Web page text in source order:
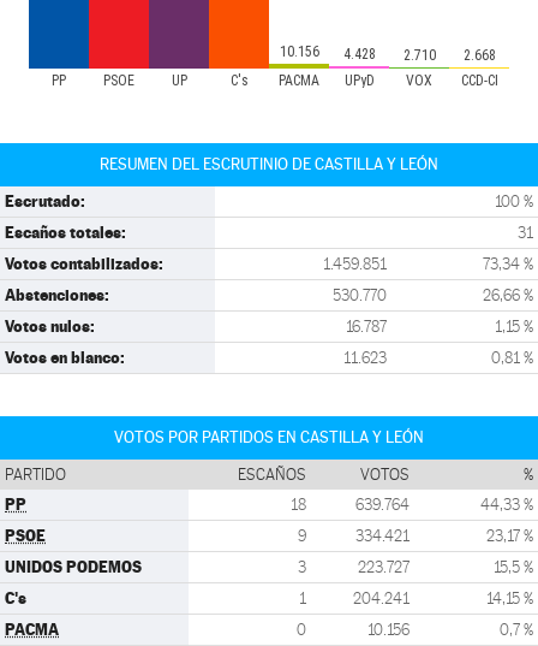
PP PSOE UP C's PACMA UPyD VOX CCD-CI
10.156 4.428 2.710 2.668
RESUMEN DEL ESCRUTINIO DE CASTILLA Y LEÓN
Escrutado: 100 %
Escaños totales: 31
Votos contabilizados: 1.459.851 73,34 %
Abstenciones: 530.770 26,66 %
Votos nulos: 16.787 1,15 %
Votos en blanco: 11.623 0,81 %
VOTOS POR PARTIDOS EN CASTILLA Y LEÓN
PARTIDO ESCAÑOS VOTOS %
PP 18 639.764 44,33 %
PSOE 9 334.421 23,17 %
UNIDOS PODEMOS 3 223.727 15,5 %
C's 1 204.241 14,15 %
PACMA 0 10.156 0,7 %